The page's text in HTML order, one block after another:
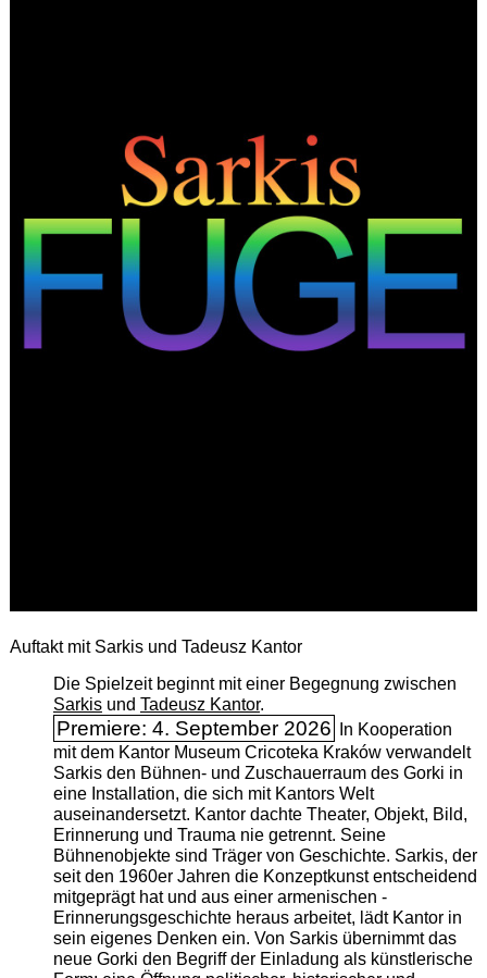
Auftakt mit Sarkis und Tadeusz Kantor
Die Spielzeit beginnt mit einer Begegnung zwischen
Sarkisund Tadeusz Kantor.
Premiere: 4. September 2026
In Kooperation
mit dem Kantor Museum Cricoteka Kraków verwandelt
Sarkis den Bühnen- und Zuschauerraum des Gorki in
eine Installation, die sich mit Kantors Welt
auseinandersetzt. Kantor dachte Theater, Objekt, Bild,
Erinnerung und Trauma nie getrennt. Seine
Bühnenobjekte sind Träger von Geschichte. Sarkis, der
seit den 1960er Jahren die Konzeptkunst entscheidend
mitgeprägt hat und aus einer armenischen ­
Erinnerungsgeschichte heraus arbeitet, lädt Kantor in
sein eigenes Denken ein. Von Sarkis übernimmt das
neue Gorki den Begriff der Einladung als künstlerische